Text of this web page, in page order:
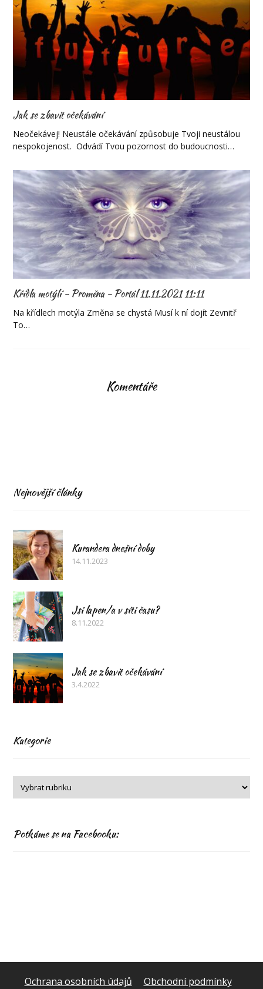
Jak se zbavit očekávání
Neočekávej! Neustále očekávání způsobuje Tvoji neustálou
nespokojenost. Odvádí Tvou pozornost do budoucnosti…
Křídla motýlí - Proměna - Portál 11.11.2021 11:11
Na křídlech motýla Změna se chystá Musí k ní dojít Zevnitř
To…
Komentáře
Nejnovější články
Kurandera dnešní doby
14.11.2023
Jsi lapen/a v síti času?
8.11.2022
Jak se zbavit očekávání
3.4.2022
Kategorie
Potkáme se na Facebooku:
Ochrana osobních údajů Obchodní podmínky